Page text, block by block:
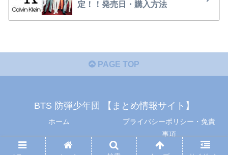
定！！発売日・購入方法
PAGE TOP
BTS 防弾少年団 【まとめ情報サイト】
ホーム
プライバシーポリシー・免責
事項
© 2019 BTS 防弾少年団 【まとめ情報サイト】.